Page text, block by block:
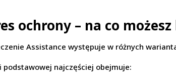
ochrony – na co możesz
Assistance występuje w różnych
podstawowej najczęściej obejmuje: